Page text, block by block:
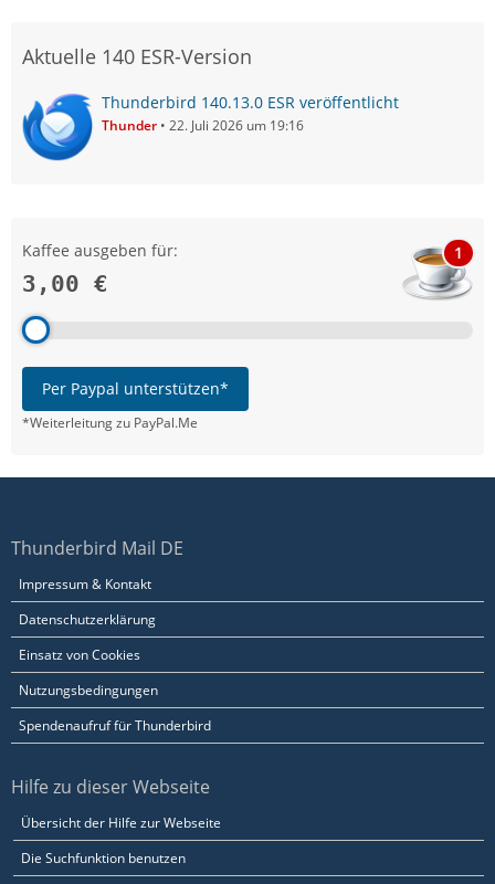
Aktuelle 140 ESR-Version
Thunderbird 140.13.0 ESR veröffentlicht
Thunder 22. Juli 2026 um 19:16
Kaffee ausgeben für:
3,00 €
1
Per Paypal unterstützen*
*Weiterleitung zu PayPal.Me
Thunderbird Mail DE
Impressum & Kontakt
Datenschutzerklärung
Einsatz von Cookies
Nutzungsbedingungen
Spendenaufruf für Thunderbird
Hilfe zu dieser Webseite
Übersicht der Hilfe zur Webseite
Die Suchfunktion benutzen